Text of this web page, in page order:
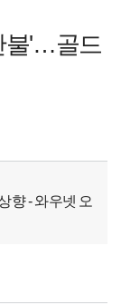
불'…골드
향 - 와우넷 오